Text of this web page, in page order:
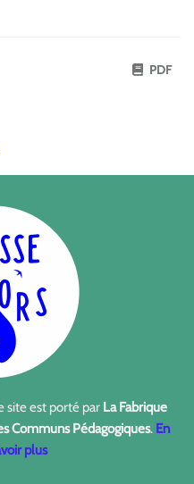
PDF
site est porté par La Fabrique
Communs Pédagogiques. En
plus